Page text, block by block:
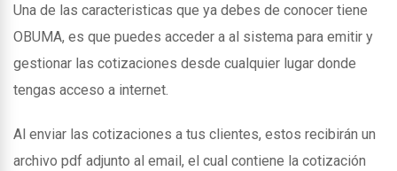
Una de las caracteristicas que ya debes de conocer tiene
OBUMA, es que puedes acceder a al sistema para emitir y
gestionar las cotizaciones desde cualquier lugar donde
tengas acceso a internet.
Al enviar las cotizaciones a tus clientes, estos recibirán un
archivo pdf adjunto al email, el cual contiene la cotización